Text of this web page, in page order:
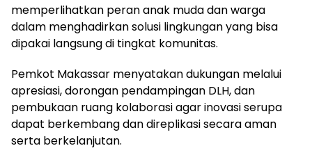
memperlihatkan peran anak muda dan warga
dalam menghadirkan solusi lingkungan yang bisa
dipakai langsung di tingkat komunitas.
Pemkot Makassar menyatakan dukungan melalui
apresiasi, dorongan pendampingan DLH, dan
pembukaan ruang kolaborasi agar inovasi serupa
dapat berkembang dan direplikasi secara aman
serta berkelanjutan.